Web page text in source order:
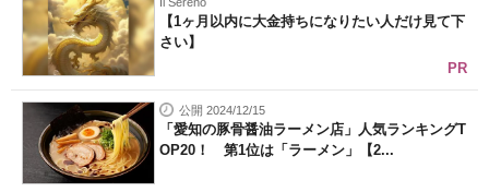
【1ヶ月以内に大金持ちになりたい人だけ見て下
さい】
PR
公開 2024/12/15
「愛知の豚骨醤油ラーメン店」人気ランキングT
OP20！ 第1位は「ラーメン」【2...